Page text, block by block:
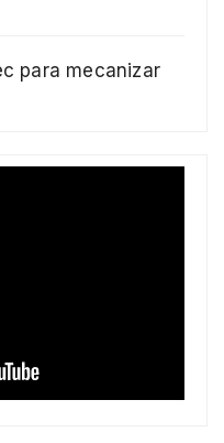
para mecanizar